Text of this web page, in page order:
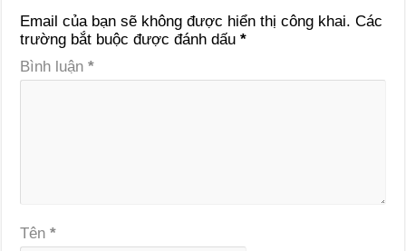
Email của bạn sẽ không được hiển thị công khai. Các
trường bắt buộc được đánh dấu*
Bình luận*
Tên*